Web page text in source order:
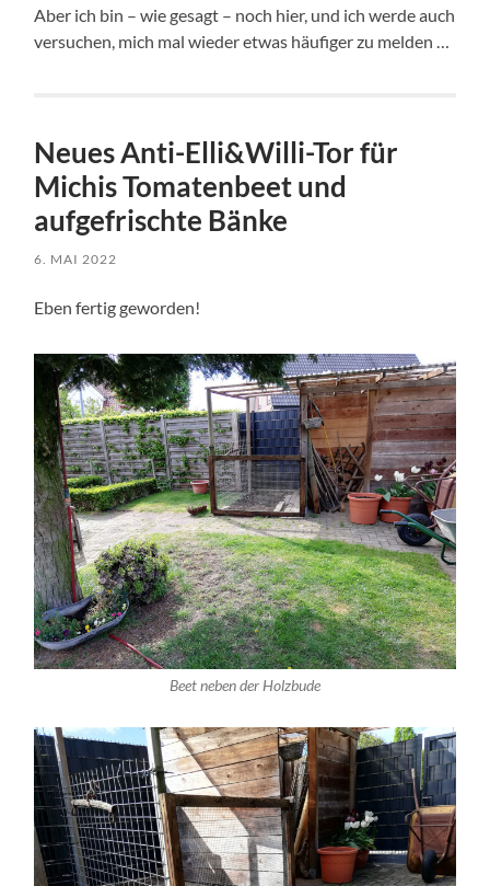
Aber ich bin – wie gesagt – noch hier, und ich werde auch
versuchen, mich mal wieder etwas häufiger zu melden …
Neues Anti-Elli&Willi-Tor für
Michis Tomatenbeet und
aufgefrischte Bänke
6. MAI 2022
Eben fertig geworden!
Beet neben der Holzbude